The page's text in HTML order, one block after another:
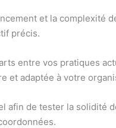
et la complexité
précis.
entre vos pratiques
et adaptée à votre
afin de tester la solidité